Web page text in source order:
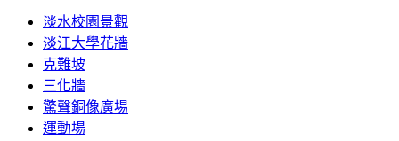
淡水校園景觀
淡江大學花牆
克難坡
三化牆
驚聲銅像廣場
運動場